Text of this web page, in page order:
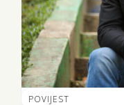
POVIJEST